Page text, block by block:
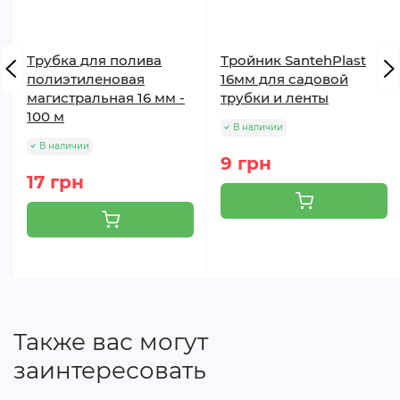
Трубка для полива
полиэтиленовая
магистральная 16 мм -
100 м
В наличии
17 грн
Тройник SantehPlast
16мм для садовой
трубки и ленты
В наличии
9 грн
Также вас могут
заинтересовать